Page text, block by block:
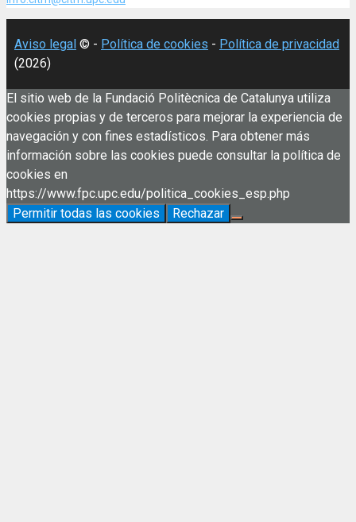
Aviso legal © - Política de cookies - Política de privacidad
(2026)
El sitio web de la Fundació Politècnica de Catalunya utiliza
cookies propias y de terceros para mejorar la experiencia de
navegación y con fines estadísticos. Para obtener más
información sobre las cookies puede consultar la política de
cookies en
https://www.fpc.upc.edu/politica_cookies_esp.php
Permitir todas las cookies
Rechazar